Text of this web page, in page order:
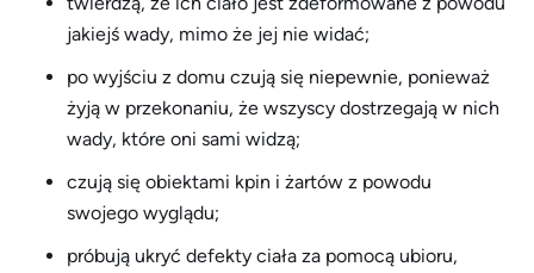
jakiejś wady, mimo że jej nie widać;
po wyjściu z domu czują się niepewnie, ponieważ
żyją w przekonaniu, że wszyscy dostrzegają w nich
wady, które oni sami widzą;
czują się obiektami kpin i żartów z powodu
swojego wyglądu;
próbują ukryć defekty ciała za pomocą ubioru,